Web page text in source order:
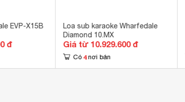
EVP-X15B
đ
Loa sub karaoke Wharfedale
Diamond 10.MX
Giá từ 10.929.600 đ
Có 4 nơi bán